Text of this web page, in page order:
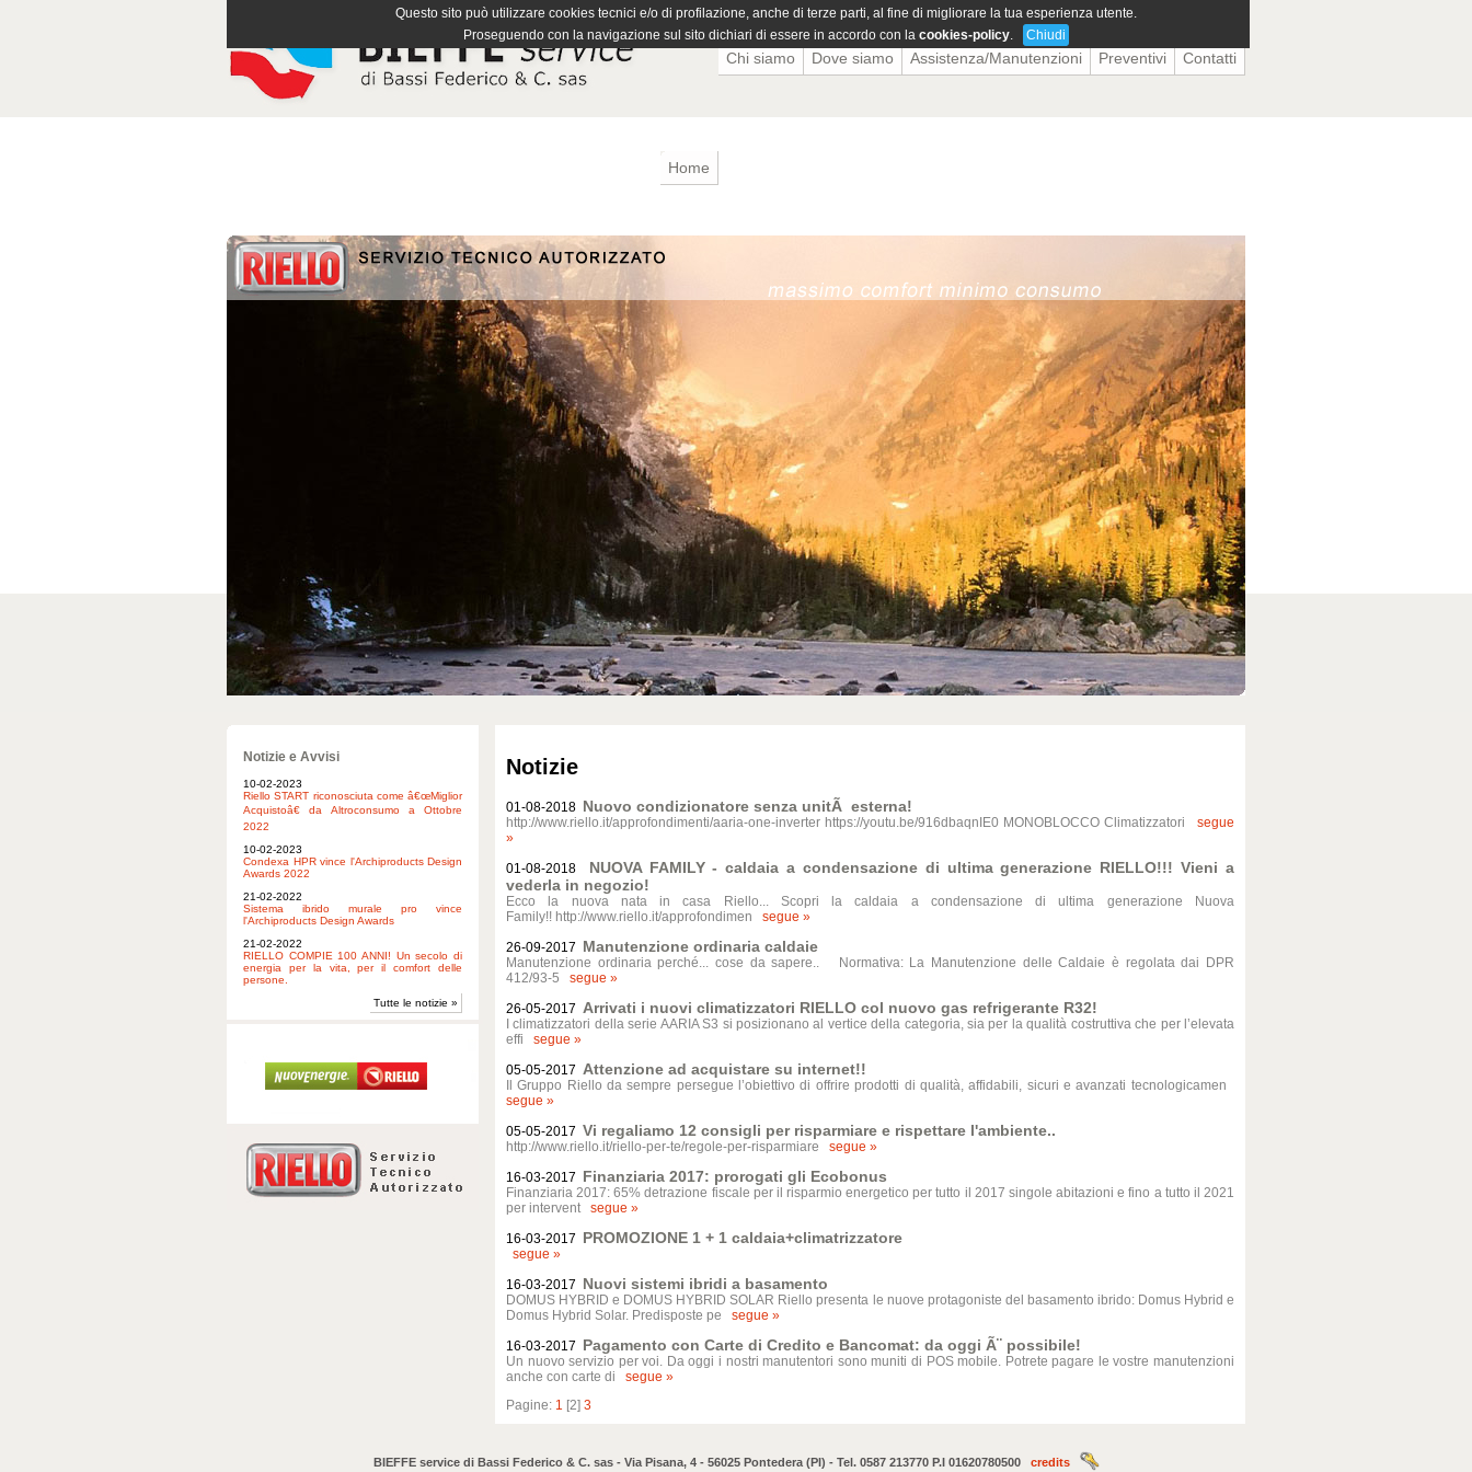
Questo sito può utilizzare cookies tecnici e/o di profilazione, anche di terze parti, al fine di migliorare la tua esperienza utente.
Proseguendo con la navigazione sul sito dichiari di essere in accordo con la cookies-policy. Chiudi
Contatti
Preventivi
Assistenza/Manutenzioni
Dove siamo
Chi siamo
Home
Notizie e Avvisi
10-02-2023
Riello START riconosciuta come â€œMiglior
Acquistoâ€ da Altroconsumo a Ottobre
2022
10-02-2023
Condexa HPR vince l'Archiproducts Design
Awards 2022
21-02-2022
Sistema ibrido murale pro vince
l'Archiproducts Design Awards
21-02-2022
RIELLO COMPIE 100 ANNI! Un secolo di
energia per la vita, per il comfort delle
persone.
Tutte le notizie »
Notizie
01-08-2018 Nuovo condizionatore senza unitÃ esterna!
http://www.riello.it/approfondimenti/aaria-one-inverter https://youtu.be/916dbaqnIE0 MONOBLOCCO Climatizzatori segue
»
01-08-2018
NUOVA FAMILY - caldaia a condensazione di ultima generazione RIELLO!!! Vieni a
vederla in negozio!
Ecco la nuova nata in casa Riello... Scopri la caldaia a condensazione di ultima generazione Nuova
Family!! http://www.riello.it/approfondimen segue »
26-09-2017 Manutenzione ordinaria caldaie
Manutenzione ordinaria perché... cose da sapere.. Normativa: La Manutenzione delle Caldaie è regolata dai DPR
412/93-5 segue »
26-05-2017 Arrivati i nuovi climatizzatori RIELLO col nuovo gas refrigerante R32!
I climatizzatori della serie AARIA S3 si posizionano al vertice della categoria, sia per la qualità costruttiva che per l’elevata
effi segue »
05-05-2017 Attenzione ad acquistare su internet!!
Il Gruppo Riello da sempre persegue l’obiettivo di offrire prodotti di qualità, affidabili, sicuri e avanzati tecnologicamen
segue »
05-05-2017 Vi regaliamo 12 consigli per risparmiare e rispettare l'ambiente..
http://www.riello.it/riello-per-te/regole-per-risparmiare segue »
16-03-2017 Finanziaria 2017: prorogati gli Ecobonus
Finanziaria 2017: 65% detrazione fiscale per il risparmio energetico per tutto il 2017 singole abitazioni e fino a tutto il 2021
per intervent segue »
16-03-2017 PROMOZIONE 1 + 1 caldaia+climatrizzatore
segue »
16-03-2017 Nuovi sistemi ibridi a basamento
DOMUS HYBRID e DOMUS HYBRID SOLAR Riello presenta le nuove protagoniste del basamento ibrido: Domus Hybrid e
Domus Hybrid Solar. Predisposte pe segue »
16-03-2017 Pagamento con Carte di Credito e Bancomat: da oggi Ã¨ possibile!
Un nuovo servizio per voi. Da oggi i nostri manutentori sono muniti di POS mobile. Potrete pagare le vostre manutenzioni
anche con carte di segue »
Pagine: 1 [2] 3
BIEFFE service di Bassi Federico & C. sas - Via Pisana, 4 - 56025 Pontedera (PI) - Tel. 0587 213770 P.I 01620780500 credits